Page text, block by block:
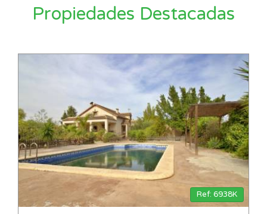
Propiedades Destacadas
Ref: 6938K